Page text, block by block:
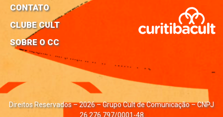
CONTATO
CLUBE CULT
SOBRE O CC
Direitos Reservados – 2026 – Grupo Cult de Comunicação – CNPJ
26.276.797/0001-48